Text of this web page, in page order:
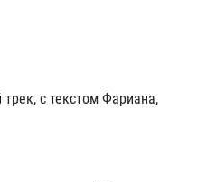
с текстом Фариана,